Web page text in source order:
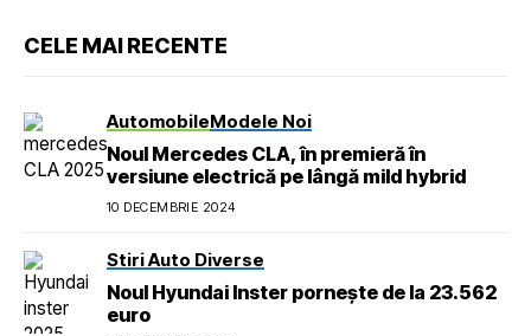
CELE MAI RECENTE
AutomobileModele Noi
Noul Mercedes CLA, în premieră în
versiune electrică pe lângă mild hybrid
10 DECEMBRIE 2024
Stiri Auto Diverse
Noul Hyundai Inster pornește de la 23.562
euro